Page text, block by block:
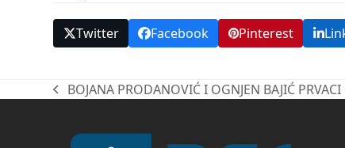
Twitter Facebook Pinterest
previous
BOJANA PRODANOVIĆ I OGNJEN BAJIĆ